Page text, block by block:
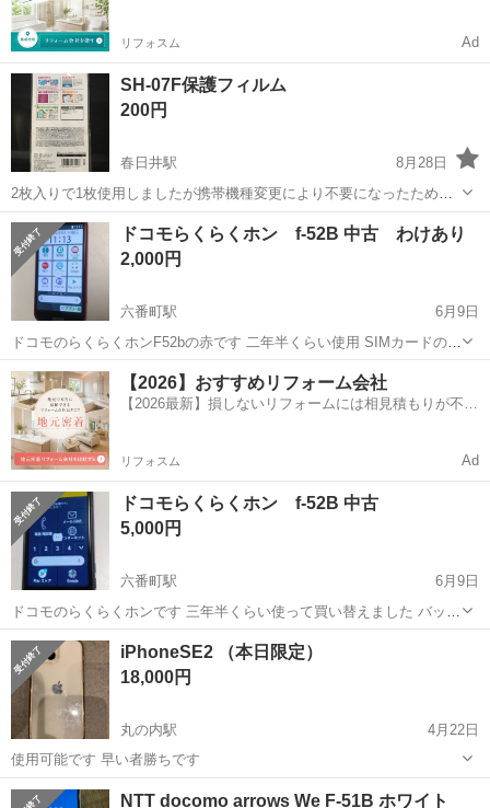
リフォスム Ad
SH-07F保護フィルム
200円
春日井駅
8月28日
2枚入りで1枚使用しましたが携帯機種変更により不要になったためお
譲りさせていただきます。
愛知 名古屋市 春日井駅
ドコモらくらくホン f-52B 中古 わけあり
2,000円
六番町駅
6月9日
ドコモのらくらくホンF52bの赤です 二年半くらい使用 SIMカードのア
ダプターを割ってしまったので買い替えました 本体に不具合はありま
せんので同型の機種をお使いで「画面割れ」などのトラブルにあった
方向け
愛知 名古屋市 六番町駅 ドコモ らくらくホン
【2026】おすすめリフォーム会社
【2026最新】損しないリフォームには相見積もりが不可
リフォスム Ad
ドコモらくらくホン f-52B 中古
5,000円
六番町駅
6月9日
ドコモのらくらくホンです 三年半くらい使って買い替えました バッテ
リーは元気ですがそれなりの劣化はあると思います 専用のケースと充
電器をセットでお付けします クリアーのケースに入れていたので傷は
ありません
愛知 名古屋市 ドコモ
iPhoneSE2 （本日限定）
18,000円
丸の内駅
4月22日
使用可能です 早い者勝ちです
愛知 名古屋市
NTT docomo arrows We F-51B ホワイト